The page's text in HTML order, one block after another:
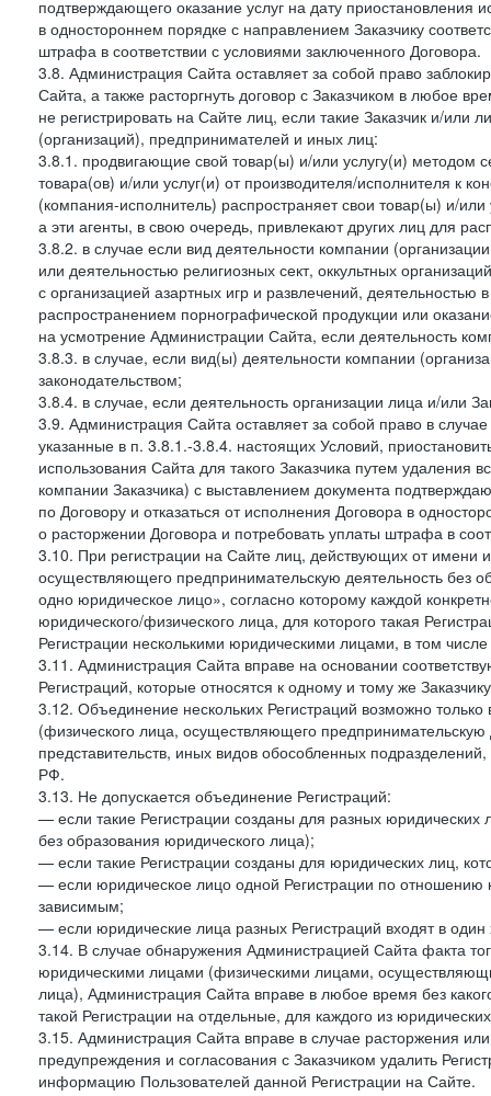
подтверждающего оказание услуг на дату приостановления
в одностороннем порядке с направлением Заказчику
штрафа в соответствии с условиями заключенного Договора.
3.8. Администрация Сайта оставляет за собой право
Сайта, а также расторгнуть договор с Заказчиком в любое
не регистрировать на Сайте лиц, если такие Заказчик и/
(организаций), предпринимателей и иных лиц:
3.8.1. продвигающие свой товар(ы) и/или услугу(и) методом
товара(ов) и/или услуг(и) от производителя/исполнителя к
(компания-исполнитель) распространяет свои товар(ы) и/
а эти агенты, в свою очередь, привлекают других лиц для
3.8.2. в случае если вид деятельности компании
или деятельностью религиозных сект, оккультных
с организацией азартных игр и развлечений,
распространением порнографической продукции или
на усмотрение Администрации Сайта, если деятельность
3.8.3. в случае, если вид(ы) деятельности компании
законодательством;
3.8.4. в случае, если деятельность организации лица и/или
3.9. Администрация Сайта оставляет за собой право в
указанные в п. 3.8.1.-3.8.4. настоящих Условий,
использования Сайта для такого Заказчика путем
компании Заказчика) с выставлением документа
по Договору и отказаться от исполнения Договора в
о расторжении Договора и потребовать уплаты штрафа в
3.10. При регистрации на Сайте лиц, действующих от имени
осуществляющего предпринимательскую деятельность без
одно юридическое лицо», согласно которому каждой
юридического/физического лица, для которого такая
Регистрации несколькими юридическими лицами, в том
3.11. Администрация Сайта вправе на основании
Регистраций, которые относятся к одному и тому же
3.12. Объединение нескольких Регистраций возможно
(физического лица, осуществляющего
представительств, иных видов обособленных
РФ.
3.13. Не допускается объединение Регистраций:
— если такие Регистрации созданы для разных
без образования юридического лица);
— если такие Регистрации созданы для юридических лиц,
— если юридическое лицо одной Регистрации по отношению
зависимым;
— если юридические лица разных Регистраций входят в
3.14. В случае обнаружения Администрацией Сайта факта
юридическими лицами (физическими лицами,
лица), Администрация Сайта вправе в любое время без
такой Регистрации на отдельные, для каждого из
3.15. Администрация Сайта вправе в случае расторжения
предупреждения и согласования с Заказчиком удалить
информацию Пользователей данной Регистрации на Сайте.